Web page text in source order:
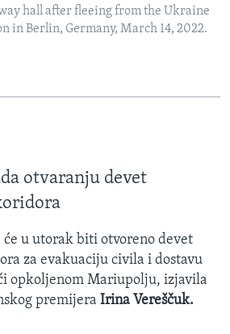
hall after fleeing from the Ukraine
in Berlin, Germany, March 14, 2022.
otvaranju devet
će u utorak biti otvoreno devet
za evakuaciju civila i dostavu
opkoljenom Mariupolju, izjavila
premijera Irina Vereščuk.